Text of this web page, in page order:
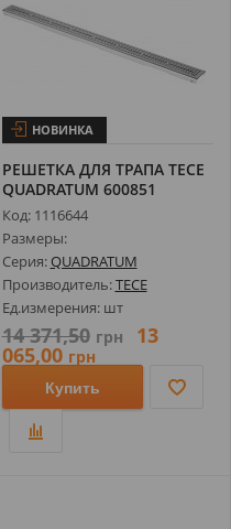
НОВИНКА
РЕШЕТКА ДЛЯ ТРАПА TECE
QUADRATUM 600851
МАТОВАЯ ДЛЯ ...
Код: 1116644
Размеры:
Серия:QUADRATUM
Производитель:TECE
Ед.измерения: шт
14 371,50 грн 13
065,00 грн
Купить